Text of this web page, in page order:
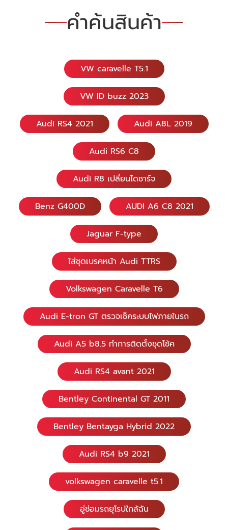
คำค้นสินค้า
VW caravelle T5.1
VW ID buzz 2023
Audi RS4 2021 Audi A8L 2019
Audi RS6 C8
Audi R8 เปลี่ยนไดชาร์จ
Benz G400D AUDI A6 C8 2021
Jaguar F-type
ใส่ชุดเบรคหน้า Audi TTRS
Volkswagen Caravelle T6
Audi E-tron GT ตรวจเช็คระบบไฟภายในรถ
Audi A5 b8.5 ทำการติดตั้งชุดโช้ค
Audi RS4 avant 2021
Bentley Continental GT 2011
Bentley Bentayga Hybrid 2022
Audi RS4 b9 2021
volkswagen caravelle t5.1
อู่ซ่อมรถยุโรปใกล้ฉัน